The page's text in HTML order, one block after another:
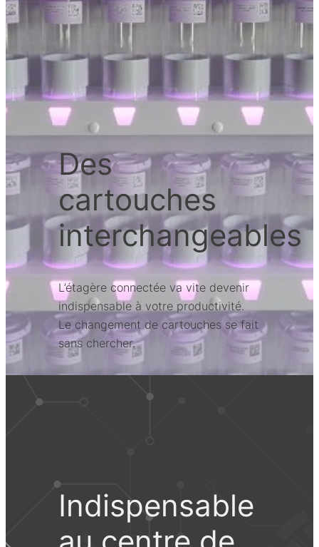
Des
cartouches
interchangeables
L’étagère connectée va vite devenir
indispensable à votre productivité.
Le changement de cartouches se fait
sans chercher.
Indispensable